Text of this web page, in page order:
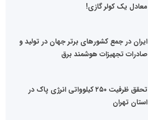
معادل یک کولر گازی!
ایران در جمع کشورهای برتر جهان در تولید و
صادرات تجهیزات هوشمند برق
تحقق ظرفیت ۲۵۰ کیلوواتی انرژی پاک در
استان تهران